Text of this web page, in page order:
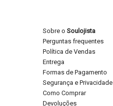
Sobre o Soulojista
Perguntas frequentes
Política de Vendas
Entrega
Formas de Pagamento
Segurança e Privacidade
Como Comprar
Devoluções